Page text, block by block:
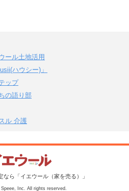
ール土地活用
ハウシー)」
ップ
の語り部
ル 介護
なら「イエウール（家を売る）」
Inc. All rights reserved.